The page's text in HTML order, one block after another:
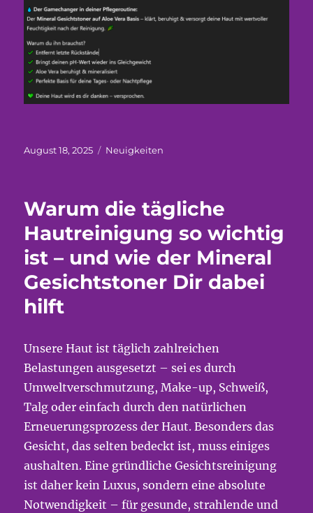
Veröffentlicht
August 18, 2025 Kategorien
Neuigkeiten
Warum die tägliche
Hautreinigung so wichtig
ist – und wie der Mineral
Gesichtstoner Dir dabei
hilft
Unsere Haut ist täglich zahlreichen
Belastungen ausgesetzt – sei es durch
Umweltverschmutzung, Make-up, Schweiß,
Talg oder einfach durch den natürlichen
Erneuerungsprozess der Haut. Besonders das
Gesicht, das selten bedeckt ist, muss einiges
aushalten. Eine gründliche Gesichtsreinigung
ist daher kein Luxus, sondern eine absolute
Notwendigkeit – für gesunde, strahlende und